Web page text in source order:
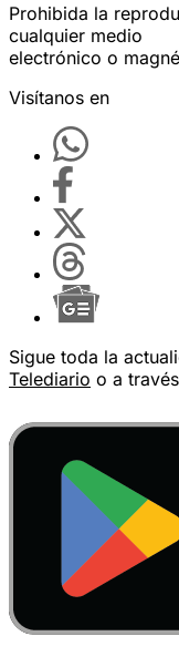
Prohibida la
cualquier medio
electrónico o
Visítanos en
Sigue toda la
Telediario o a